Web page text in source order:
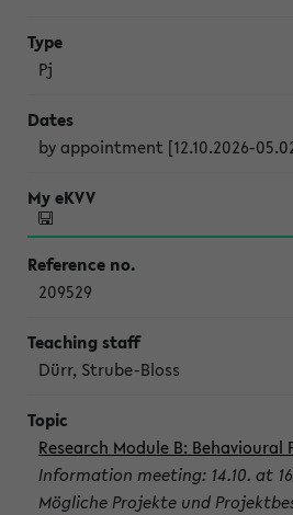
Pj
by appointment [12.10.2026-
209529
Dürr, Strube-Bloss
Research Module B: Behavioural
Information meeting: 14.10. at 16
Mögliche Projekte und